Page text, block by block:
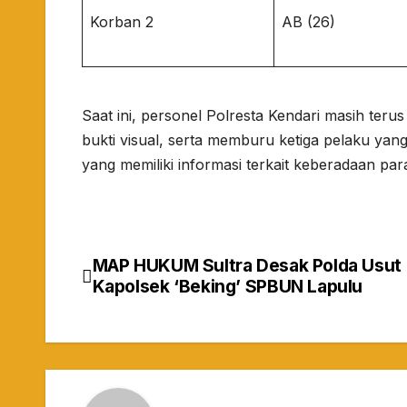
Korban 2 AB (26)
Saat ini, personel Polresta Kendari masih
bukti visual, serta memburu ketiga pelaku
yang memiliki informasi terkait keberadaan
Navigasi
MAP HUKUM Sultra Desak Polda
Kapolsek ‘Beking’ SPBUN Lapulu